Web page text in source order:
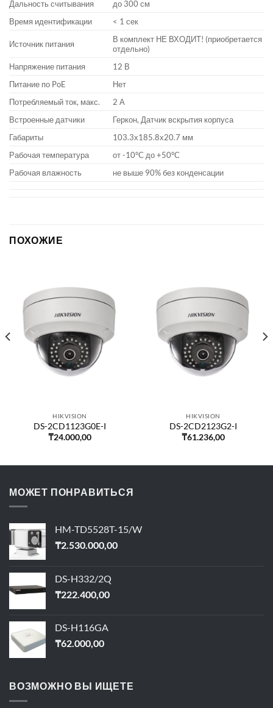
Дальность считывания
до 300 см
Время идентификации
< 1 сек
Источник питания
В комплект НЕ ВХОДИТ! (приобретается
отдельно)
Напряжение питания
12 В
Питание по PoE
Нет
Потребляемый ток, макс.
2 А
Встроенные датчики
Геркон, Датчик вскрытия корпуса
Габариты
103.3х185.8х20.7 мм
Рабочая температура
от -10°C до +50°C
Рабочая влажность
не выше 90% без конденсации
ПОХОЖИЕ
HIKVISION
DS-2CD1123G0E-I
₸24.000,00
HIKVISION
DS-2CD2123G2-I
₸61.236,00
МОЖЕТ ПОНРАВИТЬСЯ
HM-TD5528T-15/W
₸2.530.000,00
DS-H332/2Q
₸222.400,00
DS-H116GA
₸62.000,00
ВОЗМОЖНО ВЫ ИЩЕТЕ